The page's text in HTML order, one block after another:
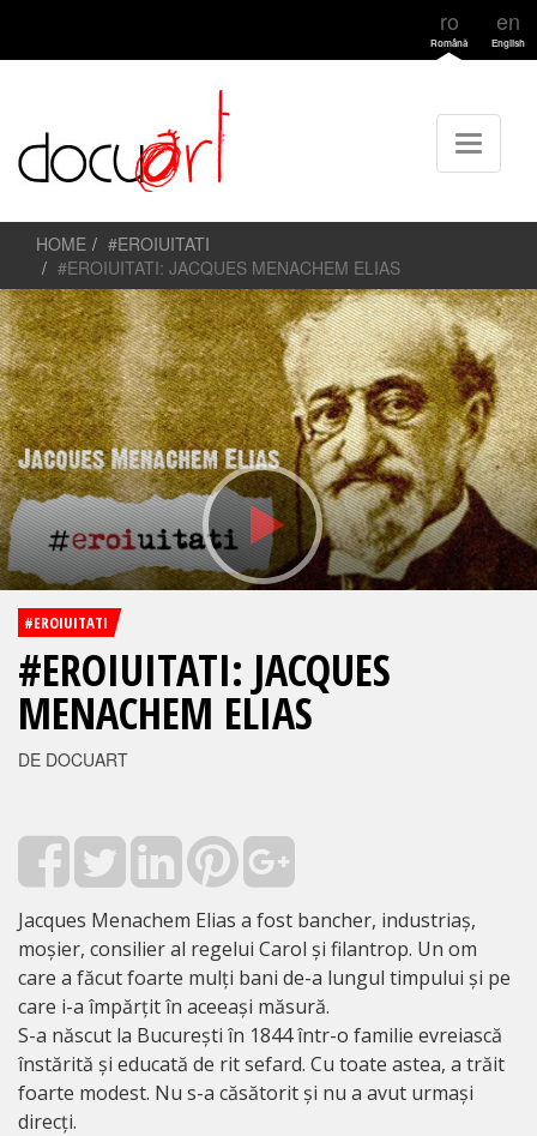
ro
Română
en
English
HOME
#EROIUITATI
#EROIUITATI: JACQUES MENACHEM ELIAS
#EROIUITATI
#EROIUITATI: JACQUES
MENACHEM ELIAS
DE DOCUART
Jacques Menachem Elias a fost bancher, industriaș,
moșier, consilier al regelui Carol și filantrop. Un om
care a făcut foarte mulți bani de-a lungul timpului și pe
care i-a împărțit în aceeași măsură.
S-a născut la București în 1844 într-o familie evreiască
înstărită și educată de rit sefard. Cu toate astea, a trăit
foarte modest. Nu s-a căsătorit și nu a avut urmași
direcți.